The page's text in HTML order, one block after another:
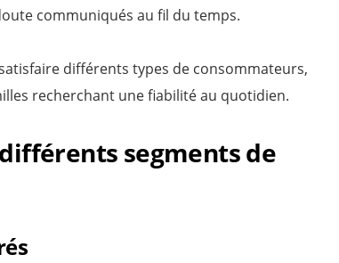
communiqués au fil du temps.
différents types de consommateurs,
recherchant une fiabilité au quotidien.
segments de